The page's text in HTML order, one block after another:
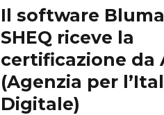
Il software
SHEQ riceve la
certificazione da
(Agenzia per
Digitale)